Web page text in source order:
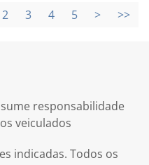
2 3 4 5 > >>
responsabilidade
veiculados
indicadas. Todos os